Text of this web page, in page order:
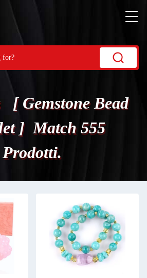
[ Gemstone Bead
] Match 555
Prodotti.